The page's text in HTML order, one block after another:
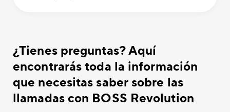
¿Tienes preguntas? Aquí
encontrarás toda la información
que necesitas saber sobre las
llamadas con BOSS Revolution